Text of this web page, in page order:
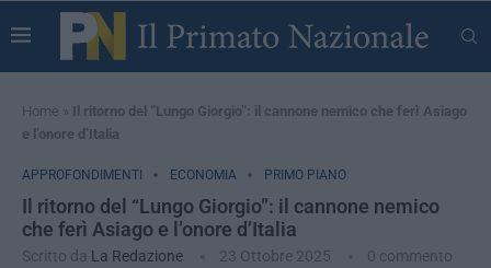
Home » Il ritorno del “Lungo Giorgio”: il cannone nemico che ferì Asiago
e l’onore d’Italia
APPROFONDIMENTI ECONOMIA PRIMO PIANO
Il ritorno del “Lungo Giorgio”: il cannone nemico
che ferì Asiago e l’onore d’Italia
Scritto da La Redazione 23 Ottobre 2025 0 commento